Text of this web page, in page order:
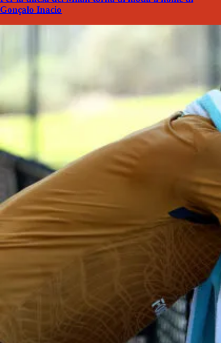
Gonçalo Inacio